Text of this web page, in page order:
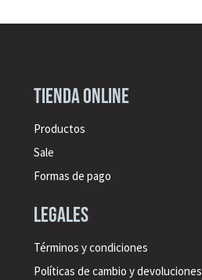
Tienda online
Productos
Sale
Formas de pago
legales
Términos y condiciones
Políticas de cambio y devoluciones